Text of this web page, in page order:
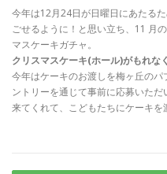
今年は12月24日が日曜日にあたる
ごせるように！と思い立ち、11 月
マスケーキガチャ。
クリスマスケーキ(ホール)がもれな
今年はケーキのお渡しを梅ヶ丘の
ントリーを通じて事前に応募いた
来てくれて、こどもたちにケーキを